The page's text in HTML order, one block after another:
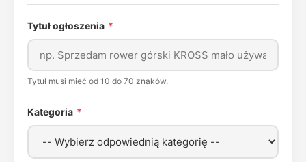
Tytuł ogłoszenia *
Tytuł musi mieć od 10 do 70 znaków.
Kategoria *